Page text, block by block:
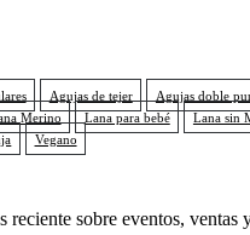
Agujas de tejer Agujas doble
Merino Lana para bebé Lana sin
Vegano
sobre eventos,